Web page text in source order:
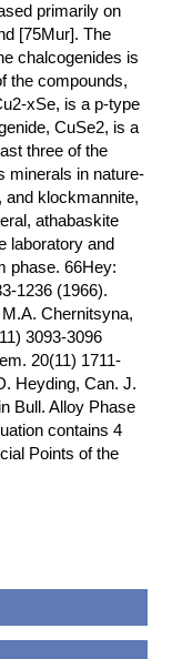
primarily on
[75Mur]. The
chalcogenides is
the compounds,
xSe, is a p-type
CuSe2, is a
three of the
minerals in nature-
and klockmannite,
athabaskite
laboratory and
phase. 66Hey:
1236 (1966).
Chernitsyna,
3093-3096
20(11) 1711-
Heyding, Can. J.
Bull. Alloy Phase
contains 4
Points of the